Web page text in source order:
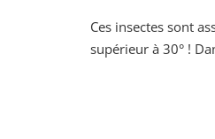
Ces insectes sont
supérieur à 30° !